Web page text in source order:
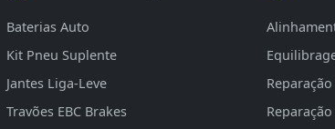
Baterias Auto
Kit Pneu Suplente
Jantes Liga-Leve
Travões EBC Brakes